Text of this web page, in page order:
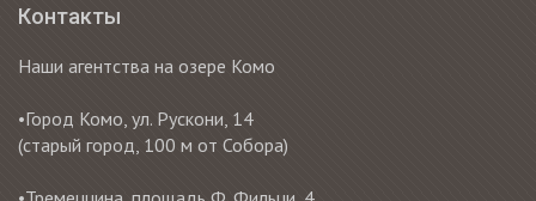
Контакты
Наши агентства на озере Комо
•Город Комо, ул. Рускони, 14
(старый город, 100 м от Собора)